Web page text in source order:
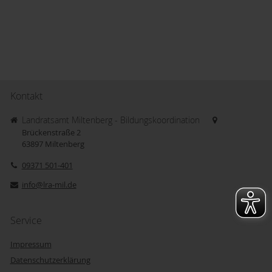
Kontakt
Landratsamt Miltenberg - Bildungskoordination
Brückenstraße 2
63897 Miltenberg
09371 501-401
info@lra-mil.de
Service
Impressum
Datenschutzerklärung